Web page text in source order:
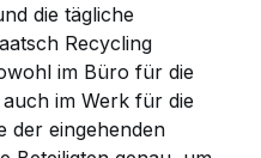
die tägliche
Recycling
im Büro für die
im Werk für die
der eingehenden